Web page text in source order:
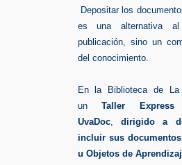
Depositar los
es una alternativa
publicación, sino un
del conocimiento.
En la Biblioteca de
unTaller
UvaDoc,dirigido a
incluir sus
u Objetos de